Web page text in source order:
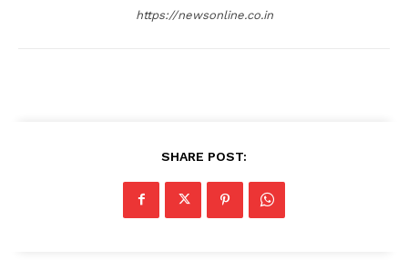
https://newsonline.co.in
SHARE POST: